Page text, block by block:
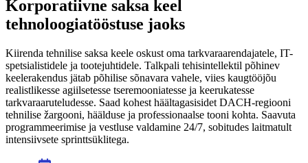
Korporatiivne saksa keel
tehnoloogiatööstuse jaoks
Kiirenda tehnilise saksa keele oskust oma tarkvaraarendajatele, IT-
spetsialistidele ja tootejuhtidele. Talkpali tehisintellektil põhinev
keelerakendus jätab põhilise sõnavara vahele, viies kaugtööjõu
realistlikesse agiilsetesse tseremooniatesse ja keerukatesse
tarkvaraaruteludesse. Saad kohest häältagasisidet DACH-regiooni
tehnilise žargooni, häälduse ja professionaalse tooni kohta. Saavuta
programmeerimise ja vestluse valdamine 24/7, sobitudes laitmatult
intensiivsete sprinttsüklitega.